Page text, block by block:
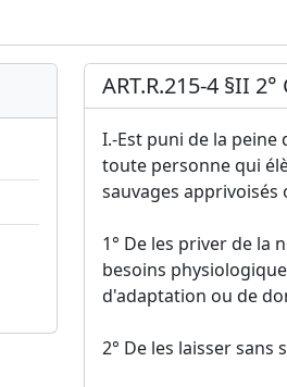
ART.R.215-4 §II 2°
I.-Est puni de la
toute personne qui
sauvages apprivoisés
1° De les priver de la
besoins
d'adaptation ou de
2° De les laisser sans